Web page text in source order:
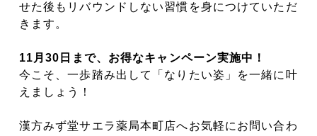
せた後もリバウンドしない習慣を身につけていただ
きます。
11月30日まで、お得なキャンペーン実施中！
今こそ、一歩踏み出して「なりたい姿」を一緒に叶
えましょう！
漢方みず堂サエラ薬局本町店へお気軽にお問い合わ